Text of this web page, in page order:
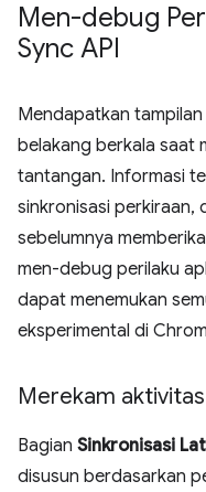
Men-debug
Sync API
Mendapatkan
belakang berkala saat
tantangan. Informasi
sinkronisasi perkiraan,
sebelumnya
men-debug perilaku
dapat menemukan
eksperimental di
Merekam
Bagian Sinkronisasi
disusun berdasarkan